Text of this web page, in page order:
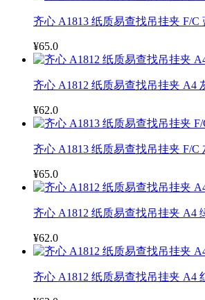
齐心 A1813 纸质易查找吊挂夹 F/C
¥65.0
齐心 A1812 纸质易查找吊挂夹 A4
¥62.0
齐心 A1813 纸质易查找吊挂夹 F/C
¥65.0
齐心 A1812 纸质易查找吊挂夹 A4
¥62.0
齐心 A1812 纸质易查找吊挂夹 A4